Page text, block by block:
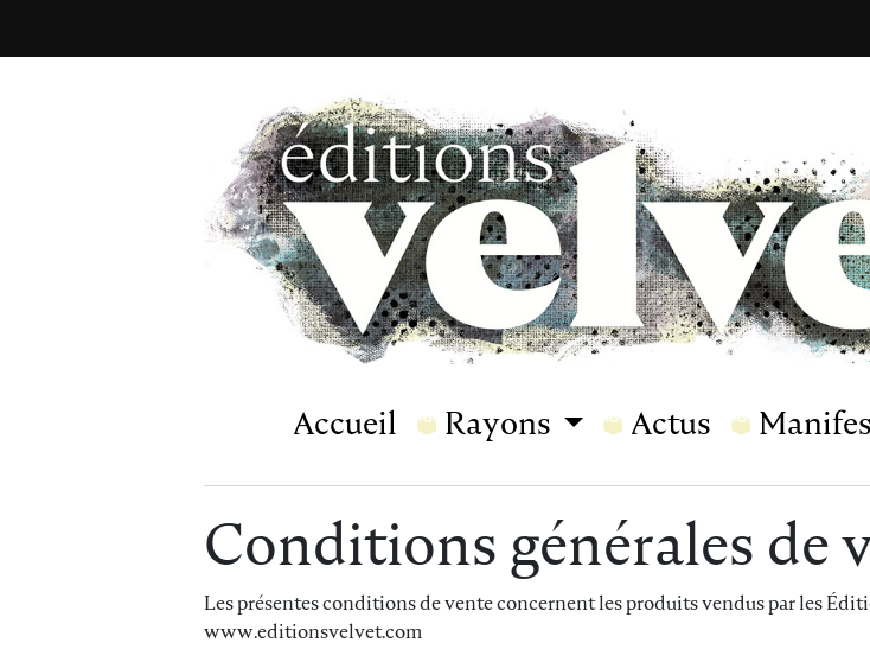
Accueil Rayons Actus
Conditions générales de
Les présentes conditions de vente concernent les produits vendus par les
www.editionsvelvet.com